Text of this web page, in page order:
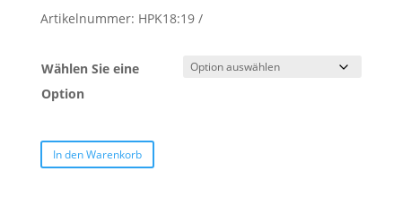
Artikelnummer: HPK18:19
Wählen Sie eine
Option
In den Warenkorb